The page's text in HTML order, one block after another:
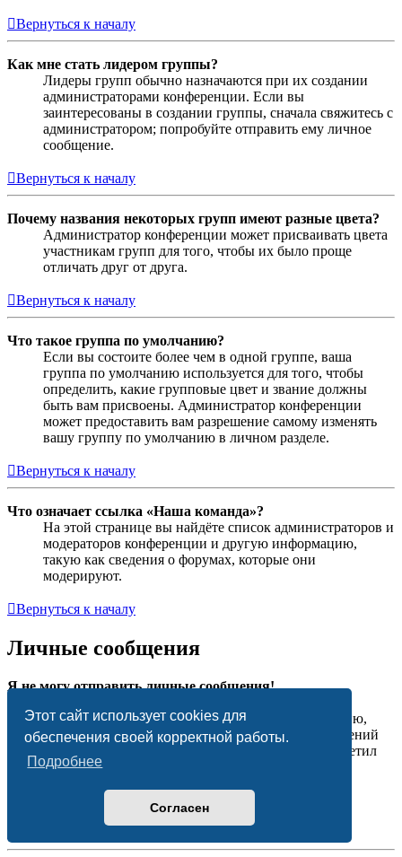
Этот сайт использует cookies для
обеспечения своей корректной работы.
Подробнее
Согласен
Вернуться к началу
Как мне стать лидером группы?
Лидеры групп обычно назначаются при их создании
администраторами конференции. Если вы
заинтересованы в создании группы, сначала свяжитесь с
администратором; попробуйте отправить ему личное
сообщение.
Вернуться к началу
Почему названия некоторых групп имеют разные цвета?
Администратор конференции может присваивать цвета
участникам групп для того, чтобы их было проще
отличать друг от друга.
Вернуться к началу
Что такое группа по умолчанию?
Если вы состоите более чем в одной группе, ваша
группа по умолчанию используется для того, чтобы
определить, какие групповые цвет и звание должны
быть вам присвоены. Администратор конференции
может предоставить вам разрешение самому изменять
вашу группу по умолчанию в личном разделе.
Вернуться к началу
Что означает ссылка «Наша команда»?
На этой странице вы найдёте список администраторов и
модераторов конференции и другую информацию,
такую как сведения о форумах, которые они
модерируют.
Вернуться к началу
Личные сообщения
Я не могу отправить личные сообщения!
зарегистрированы и/или не вошли на конференцию,
администратор запретил отправку личных сообщений
на всей конференции или же администратор запретил
это вам лично. Свяжитесь с администратором